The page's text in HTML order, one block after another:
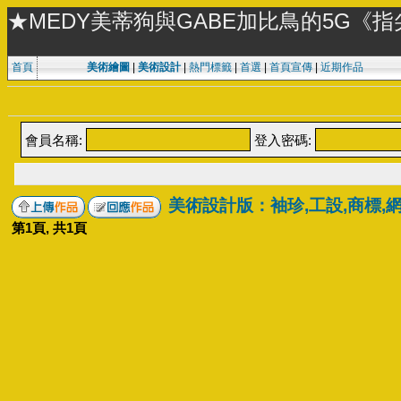
★MEDY美蒂狗與GABE加比鳥的5G《指
首頁 美術繪圖 美術設計| 熱門標籤| 首選 首頁宣傳| 近期作品
會員名稱: 登入密碼:
美術設計版：袖珍,工設,商標,
第1頁, 共1頁